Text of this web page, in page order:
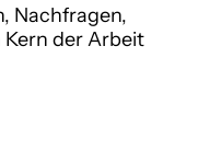
Nachfragen,
Kern der Arbeit